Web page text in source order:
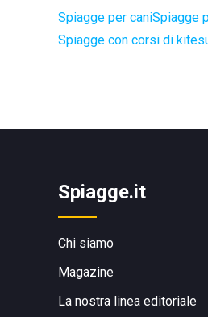
Spiagge per caniSpiagge
Spiagge con corsi di
Spiagge.it
Chi siamo
Magazine
La nostra linea editoriale